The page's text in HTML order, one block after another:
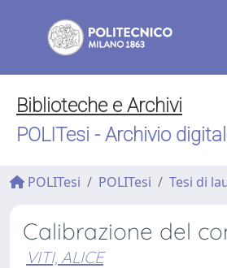
Biblioteche e Archivi
POLITesi - Archivio
POLITesi POLITesi Tesi di
Calibrazione del
VITI, ALICE